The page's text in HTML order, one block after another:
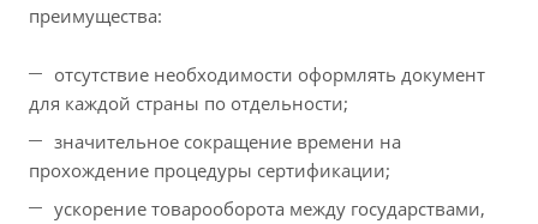
преимущества:
отсутствие необходимости оформлять документ
для каждой страны по отдельности;
значительное сокращение времени на
прохождение процедуры сертификации;
ускорение товарооборота между государствами,